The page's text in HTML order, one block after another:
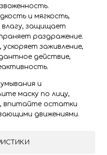
и мягкость,
защищает
раздражение.
заживление,
действие,
и
маску по лицу,
впитайте остатки
движениями.